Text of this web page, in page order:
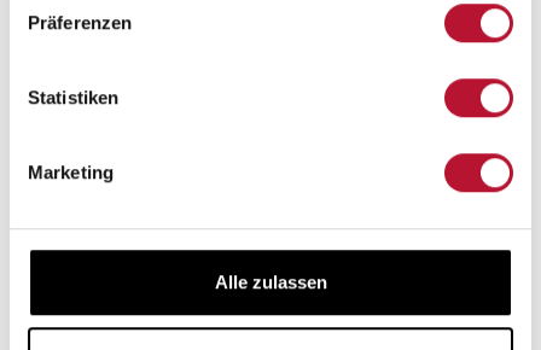
Präferenzen
Statistiken
Marketing
Alle zulassen